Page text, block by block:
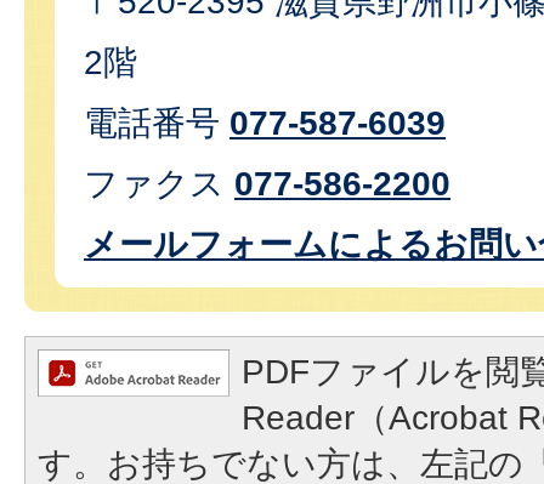
2階
電話番号 077-587-6039
ファクス 077-586-2200
メールフォームによるお問
PDFファイルを閲
Reader（Acrobat
す。お持ちでない方は、左記の